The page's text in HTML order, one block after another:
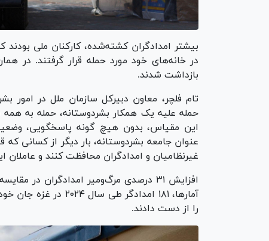
بیشتر امدادگران کشته‌شده، کارکنان ملی
بازداشت شدند.
تام فلچر، معاون دبیرکل سازمان ملل در
حمله علیه یک همکار بشردوستانه، حمله به
این مقیاس، بدون هیچ گونه پاسخگویی،
عنوان جامعه بشردوستانه، بار دیگر از کسانی
غیرنظامیان و امدادگران محافظت کنند و عاملان
را از دست دادند.